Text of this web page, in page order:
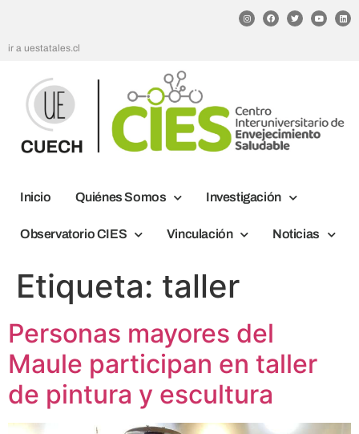
ir a uestatales.cl
Inicio Quiénes Somos Investigación
Observatorio CIES Vinculación Noticias
Etiqueta: taller
Personas mayores del
Maule participan en taller
de pintura y escultura